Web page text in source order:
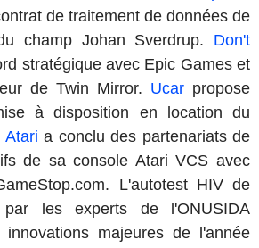
de traitement de données de
champ Johan Sverdrup. Don't
stratégique avec Epic Games et
de Twin Mirror. Ucar propose
à disposition en location du
Atari a conclu des partenariats de
de sa console Atari VCS avec
L'autotest HIV de
les experts de l'ONUSIDA
majeures de l'année